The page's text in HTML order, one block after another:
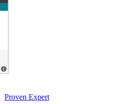
Proven Expert